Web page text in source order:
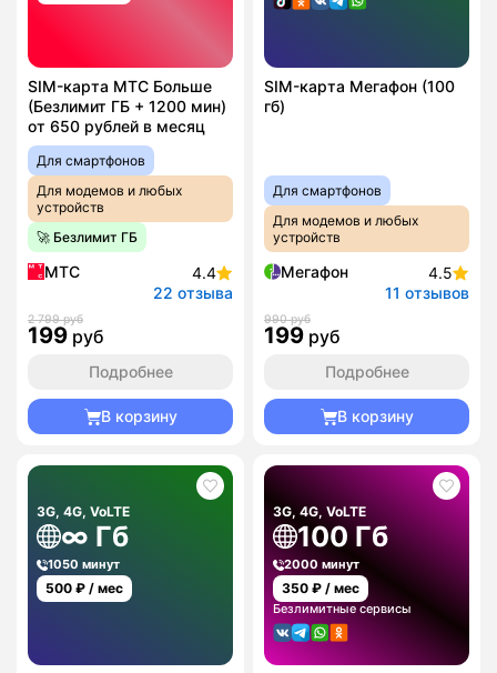
SIM-карта МТС Больше
(Безлимит ГБ + 1200 мин)
от 650 рублей в месяц
Для смартфонов
Для модемов и любых
устройств
🚀 Безлимит ГБ
МТС
4.4
22 отзыва
2 799 руб
199 руб
Подробнее
В корзину
SIM-карта Мегафон (100
гб)
Для смартфонов
Для модемов и любых
устройств
Мегафон
4.5
11 отзывов
990 руб
199 руб
Подробнее
В корзину
3G, 4G, VoLTE
∞ Гб
1050 минут
500 ₽ / мес
3G, 4G, VoLTE
100 Гб
2000 минут
350 ₽ / мес
Безлимитные сервисы